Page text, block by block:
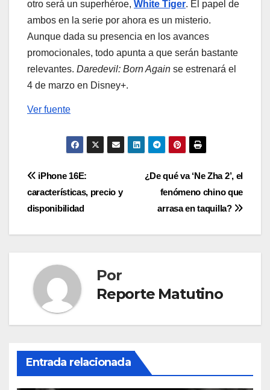
otro será un superhéroe, White Tiger. El papel de
ambos en la serie por ahora es un misterio.
Aunque dada su presencia en los avances
promocionales, todo apunta a que serán bastante
relevantes. Daredevil: Born Again se estrenará el
4 de marzo en Disney+.
Ver fuente
Navegación
de
entradas
¿De qué va ‘Ne Zha 2’, el
fenómeno chino que
arrasa en taquilla?
iPhone 16E:
características, precio y
disponibilidad
Por
Reporte Matutino
Entrada relacionada